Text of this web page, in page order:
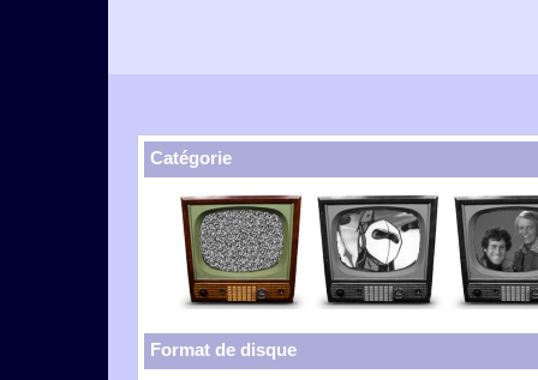
Catégorie
Format de disque